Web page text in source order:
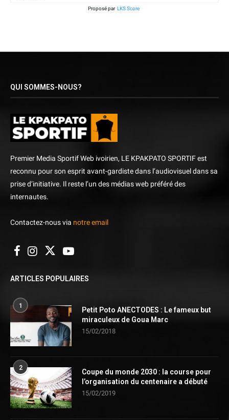
Proposé par LKS Score
QUI SOMMES-NOUS?
Premier Media Sportif Web ivoirien, LE KPAKPATO SPORTIF est
reconnu pour son esprit avant-gardiste dans l’audiovisuel dans sa
prise d’initiative. Il reste l’un des médias web préféré des
internautes.
Contactez-nous via notre email
ARTICLES POPULAIRES
1
Petit Poto ANECTODES : Le fameux but
miraculeux de Goua Marc
15/02/2018
2
Coupe du monde 2030 : la course pour
l’organisation du centenaire a débuté
15/02/2019